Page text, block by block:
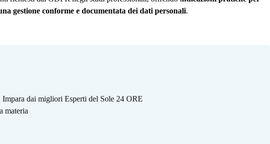
gestione conforme e documentata dei dati personali.
dai migliori Esperti del Sole 24 ORE
materia